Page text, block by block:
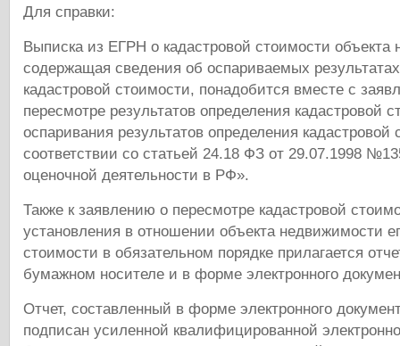
Для справки:
Выписка из ЕГРН о кадастровой стоимости объекта
содержащая сведения об оспариваемых
кадастровой стоимости, понадобится вместе с
пересмотре результатов определения кадастровой
оспаривания результатов определения кадастровой
соответствии со статьей 24.18 ФЗ от 29.07.1998
оценочной деятельности в РФ».
Также к заявлению о пересмотре кадастровой
установления в отношении объекта недвижимости
стоимости в обязательном порядке прилагается
бумажном носителе и в форме электронного
Отчет, составленный в форме электронного
подписан усиленной квалифицированной